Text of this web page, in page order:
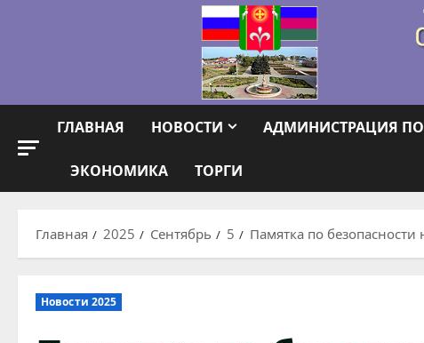
ГЛАВНАЯ НОВОСТИ АДМИНИСТРАЦИЯ
ЭКОНОМИКА ТОРГИ
Главная 2025 Сентябрь 5 Памятка по
Новости 2025